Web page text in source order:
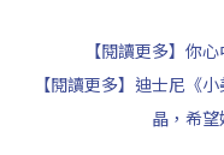
【閱讀更多】你
【閱讀更多】迪士尼《
晶，希望